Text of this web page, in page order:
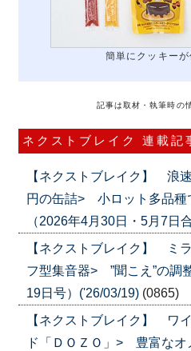
簡単にクッキーが
記事は取材・執筆時の
ネクストブレイク 連載記
【ネクストブレイク】 浪
円の缶詰> 小ロット多品種
（2026年4月30日・5月7日
【ネクストブレイク】 ミ
フ型集音器> ”聞こえ”の調
19日号）('26/03/19) (0865)
【ネクストブレイク】 ワ
ド「ＤＯＺＯ」> 豊富なオ